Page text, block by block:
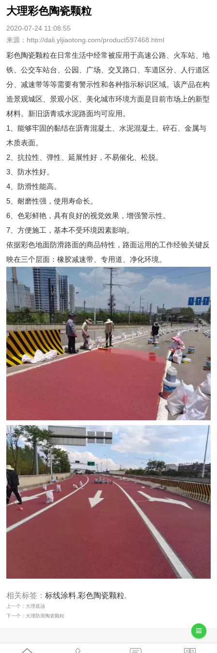
大理彩色陶瓷颗粒
2020-07-24 11:08:55
来源：http://dali.yljiaotong.com/product597468.html
彩色陶瓷颗粒在日常生活中经常被应用于高速公路、火车站、地
铁、公交车站台、公园、广场、交叉路口、车道区分、人行道区
分、减速带等等需要有警示性和各种指示标识区域。该产品在构
造景观城区、景观小区、美化城市环境方面是目前市场上的新型
材料。新旧沥青或水泥路面均可应用。
1、能够牢固的黏结在沥青混凝土、水泥混凝土、碎石、金属与
木质表面。
2、抗拉性、弹性、延展性好，不易催化、松脱。
3、防水性好。
4、防滑性能高。
5、耐磨性强，使用寿命长。
6、色彩鲜艳，具有良好的视觉效果，增强警示性。
7、方便施工，基本不受环境因素影响。
依据彩色地面防滑路面的商品特性，路面运用的工作经验关键反
映在三个层面：橡胶减速带、专用道、净化环境。
相关标签：标线涂料,彩色陶瓷颗粒,
上一个：大理底油
下一个：大理防滑陶瓷颗粒